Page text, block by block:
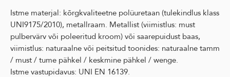
Istme materjal: kõrgkvaliteetne polüuretaan (tulekindlus klass
UNI9175/2010), metallraam. Metallist (viimistlus: must
pulbervärv või poleeritud kroom) või saarepuidust baas,
viimistlus: naturaalne või peitsitud toonides: naturaalne tamm
/ must / tume pähkel / keskmine pähkel / wenge.
Istme vastupidavus: UNI EN 16139.